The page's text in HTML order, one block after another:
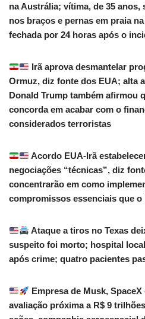
na Austrália; vítima, de 35
nos braços e pernas em praia
fechada por 24 horas após o
Irã aprova desmantelar
Ormuz, diz fonte dos EUA; alta
Donald Trump também afirmou
concorda em acabar com o
considerados terroristas
Acordo EUA-Irã
negociações “técnicas”, diz
concentrarão em como
compromissos essenciais que o
Ataque a tiros no Texas
suspeito foi morto; hospital
após crime; quatro pacientes
Empresa de Musk,
avaliação próxima a R$ 9